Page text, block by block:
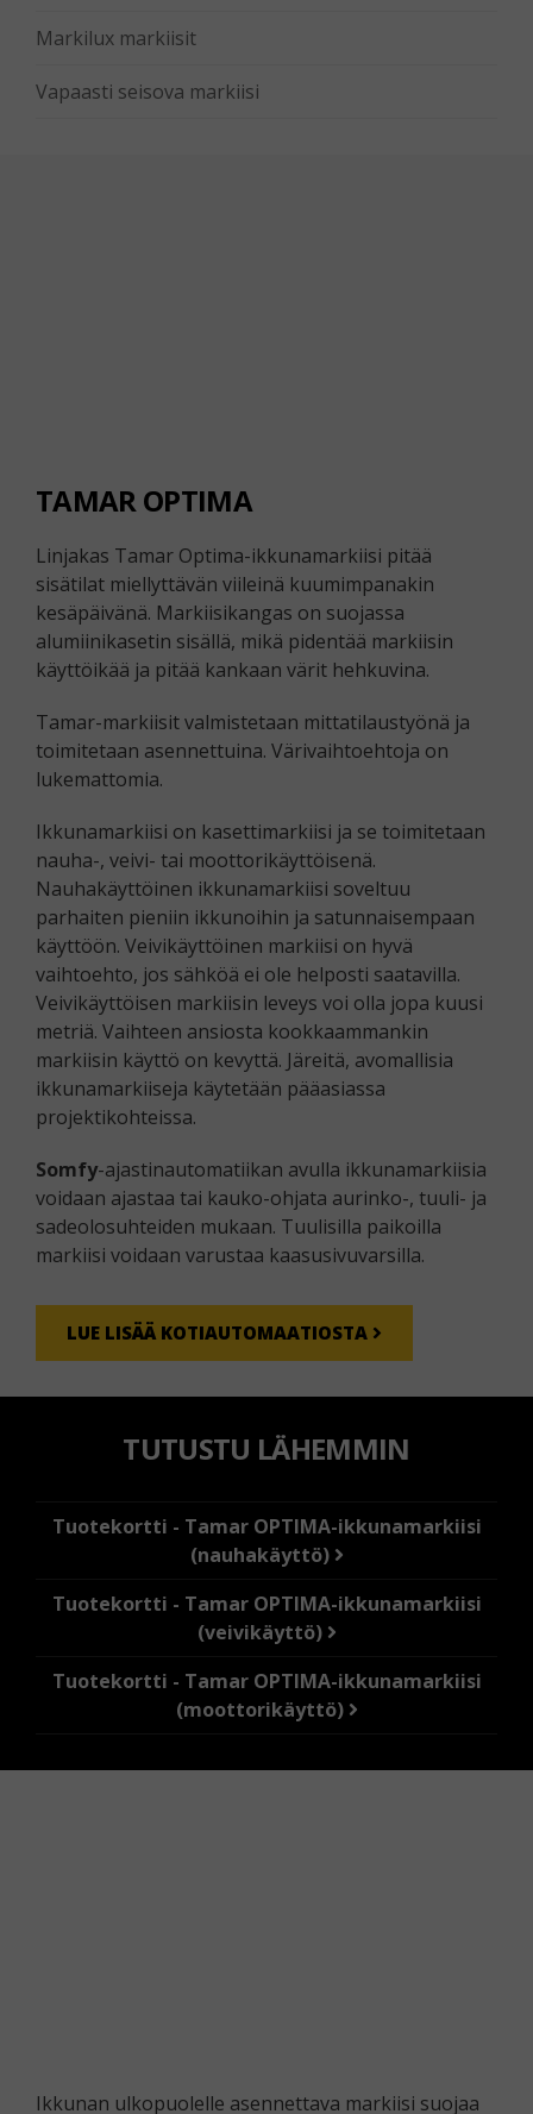
Markilux markiisit
Vapaasti seisova markiisi
TAMAR OPTIMA
Linjakas Tamar Optima-ikkunamarkiisi pitää
sisätilat miellyttävän viileinä kuumimpanakin
kesäpäivänä. Markiisikangas on suojassa
alumiinikasetin sisällä, mikä pidentää markiisin
käyttöikää ja pitää kankaan värit hehkuvina.
Tamar-markiisit valmistetaan mittatilaustyönä ja
toimitetaan asennettuina. Värivaihtoehtoja on
lukemattomia.
Ikkunamarkiisi on kasettimarkiisi ja se toimitetaan
nauha-, veivi- tai moottorikäyttöisenä.
Nauhakäyttöinen ikkunamarkiisi soveltuu
parhaiten pieniin ikkunoihin ja satunnaisempaan
käyttöön. Veivikäyttöinen markiisi on hyvä
vaihtoehto, jos sähköä ei ole helposti saatavilla.
Veivikäyttöisen markiisin leveys voi olla jopa kuusi
metriä. Vaihteen ansiosta kookkaammankin
markiisin käyttö on kevyttä. Järeitä, avomallisia
ikkunamarkiiseja käytetään pääasiassa
projektikohteissa.
Somfy-ajastinautomatiikan avulla ikkunamarkiisia
voidaan ajastaa tai kauko-ohjata aurinko-, tuuli- ja
sadeolosuhteiden mukaan. Tuulisilla paikoilla
markiisi voidaan varustaa kaasusivuvarsilla.
LUE LISÄÄ KOTIAUTOMAATIOSTA
TUTUSTU LÄHEMMIN
Tuotekortti - Tamar OPTIMA-ikkunamarkiisi
(nauhakäyttö)
Tuotekortti - Tamar OPTIMA-ikkunamarkiisi
(veivikäyttö)
Tuotekortti - Tamar OPTIMA-ikkunamarkiisi
(moottorikäyttö)
Ikkunan ulkopuolelle asennettava markiisi suojaa